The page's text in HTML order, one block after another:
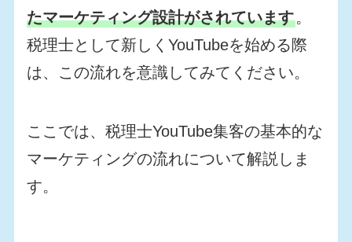
たマーケティング設計がされています。
税理士として新しくYouTubeを始める際
は、この流れを意識してみてください。
ここでは、税理士YouTube集客の基本的な
マーケティングの流れについて解説しま
す。